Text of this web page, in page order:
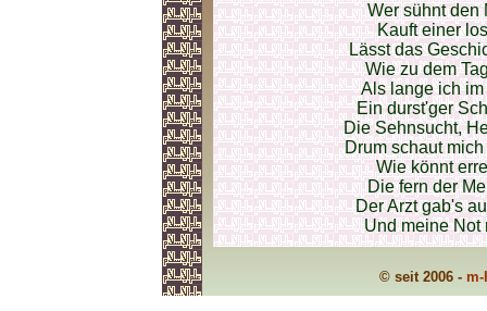
Wer sühnt den
Kauft einer
Lässt das
Wie zu dem
Als lange ich
Ein durst'ger
Die Sehnsucht,
Drum schaut
Wie könnt
Die fern der
Der Arzt gab's
Und meine Not
© seit 2006 -